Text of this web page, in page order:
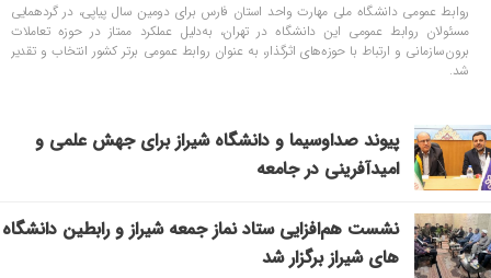
روابط عمومی دانشگاه ملی مهارت واحد استان فارس برای دومین سال پیاپی، در گردهمایی
مسئولان روابط عمومی این دانشگاه در تهران، به‌دلیل عملکرد ممتاز در حوزه تعاملات
برون‌سازمانی و ارتباط با حوزه‌های اثرگذار، به عنوان روابط عمومی برتر کشور انتخاب و تقدیر
شد.
پیوند صداوسیما و دانشگاه شیراز برای جهش علمی و
امیدآفرینی در جامعه
نشست هم‌افزایی ستاد نماز جمعه شیراز و رابطین دانشگاه
‌های شیراز برگزار شد